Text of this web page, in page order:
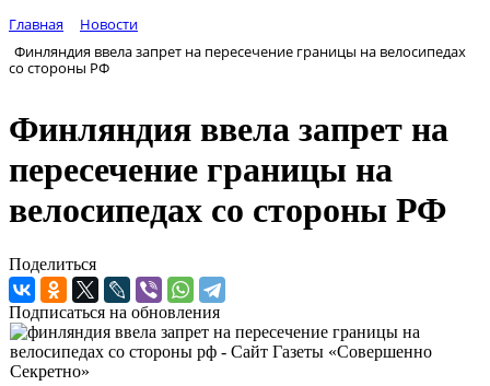
Главная
Новости
Финляндия ввела запрет на пересечение границы на велосипедах
со стороны РФ
Финляндия ввела запрет на
пересечение границы на
велосипедах со стороны РФ
Поделиться
Подписаться на обновления